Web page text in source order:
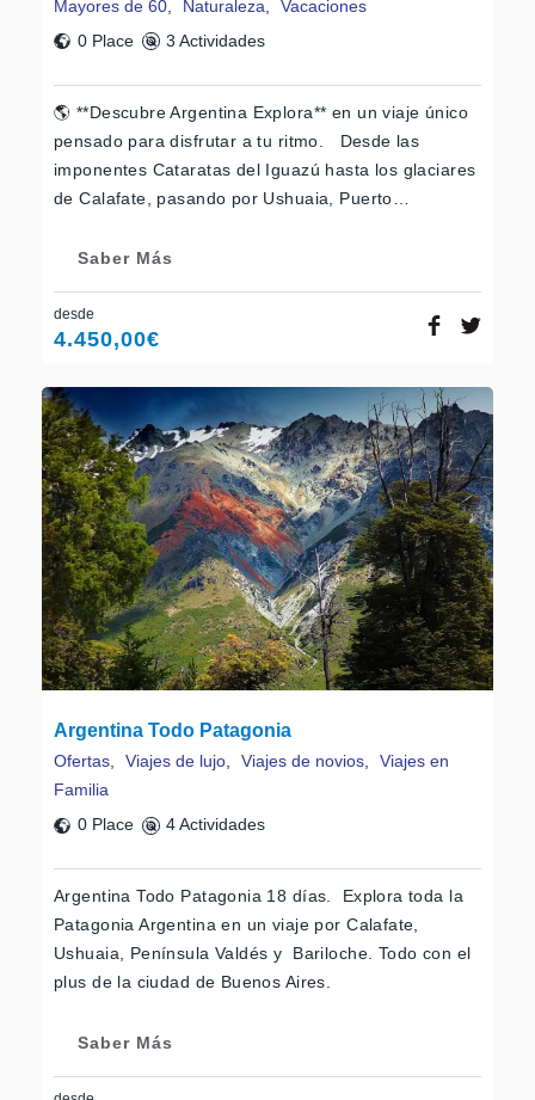
Mayores de 60 Naturaleza
Vacaciones
0 Place
3 Actividades
🌎 **Descubre Argentina Explora** en un viaje único
pensado para disfrutar a tu ritmo. Desde las
imponentes Cataratas del Iguazú hasta los glaciares
de Calafate, pasando por Ushuaia, Puerto…
Saber Más
desde
4.450,00€
Argentina Todo Patagonia
Ofertas, Viajes de lujo, Viajes de novios,
Viajes en
Familia
0 Place
4 Actividades
Argentina Todo Patagonia 18 días. Explora toda la
Patagonia Argentina en un viaje por Calafate,
Ushuaia, Península Valdés y Bariloche. Todo con el
plus de la ciudad de Buenos Aires.
Saber Más